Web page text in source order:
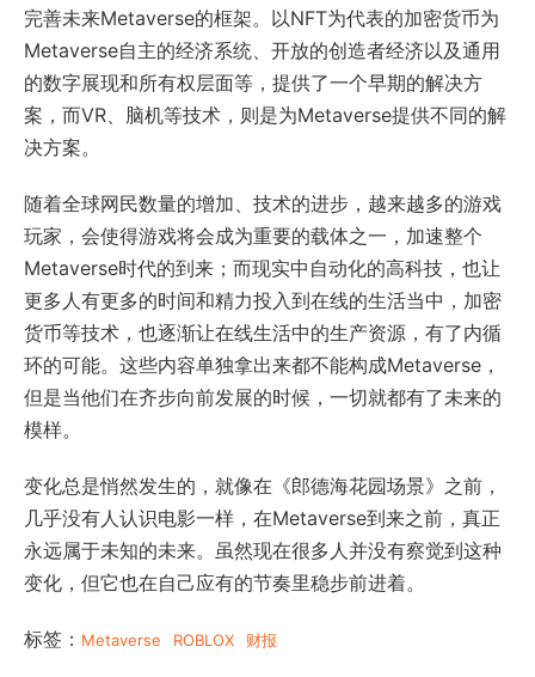
完善未来Metaverse的框架。以NFT为代表的加密货币为
Metaverse自主的经济系统、开放的创造者经济以及通用
的数字展现和所有权层面等，提供了一个早期的解决方
案，而VR、脑机等技术，则是为Metaverse提供不同的解
决方案。
随着全球网民数量的增加、技术的进步，越来越多的游戏
玩家，会使得游戏将会成为重要的载体之一，加速整个
Metaverse时代的到来；而现实中自动化的高科技，也让
更多人有更多的时间和精力投入到在线的生活当中，加密
货币等技术，也逐渐让在线生活中的生产资源，有了内循
环的可能。这些内容单独拿出来都不能构成Metaverse，
但是当他们在齐步向前发展的时候，一切就都有了未来的
模样。
变化总是悄然发生的，就像在《郎德海花园场景》之前，
几乎没有人认识电影一样，在Metaverse到来之前，真正
永远属于未知的未来。虽然现在很多人并没有察觉到这种
变化，但它也在自己应有的节奏里稳步前进着。
标签： Metaverse ROBLOX 财报